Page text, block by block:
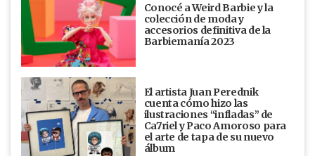
Conocé a Weird Barbie y la
colección de moda y
accesorios definitiva de la
Barbiemanía 2023
El artista Juan Perednik
cuenta cómo hizo las
ilustraciones “infladas” de
Ca7riel y Paco Amoroso para
el arte de tapa de su nuevo
álbum